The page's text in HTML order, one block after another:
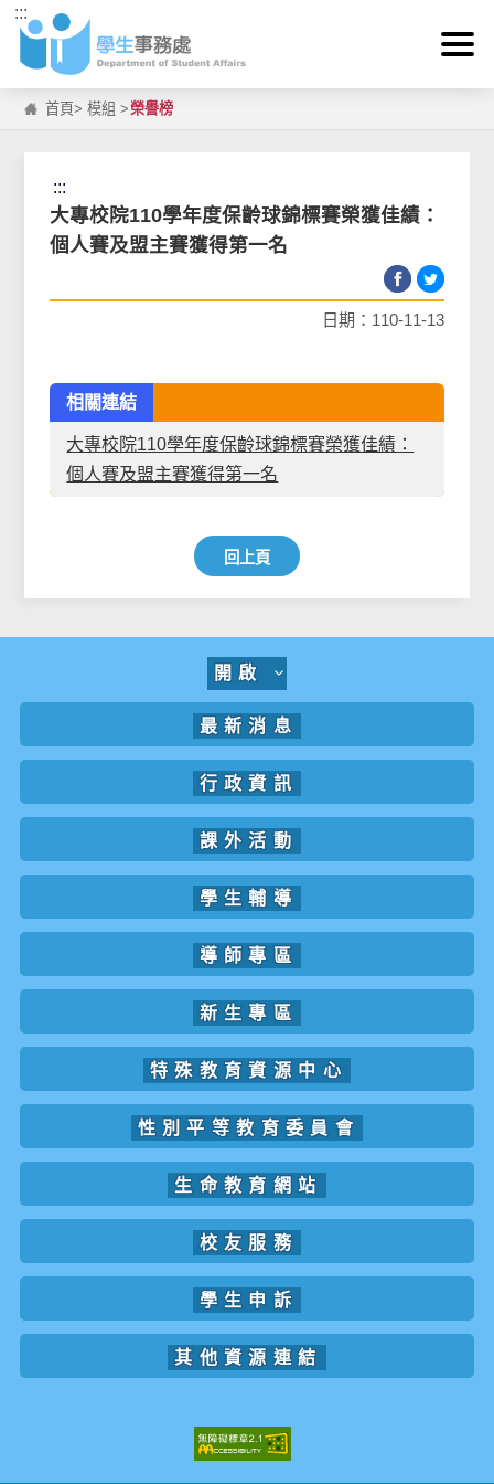
跳到主要內容區塊
:::
首頁>模組 >榮譽榜
:::
大專校院110學年度保齡球錦標賽榮獲佳績：
個人賽及盟主賽獲得第一名
日期：110-11-13
相關連結
大專校院110學年度保齡球錦標賽榮獲佳績：
個人賽及盟主賽獲得第一名
回上頁
開啟
最新消息
行政資訊
課外活動
學生輔導
導師專區
新生專區
特殊教育資源中心
性別平等教育委員會
生命教育網站
校友服務
學生申訴
其他資源連結